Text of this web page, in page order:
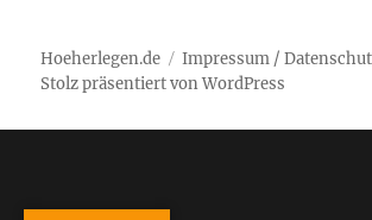
Hoeherlegen.de
Impressum /
Stolz präsentiert von WordPress